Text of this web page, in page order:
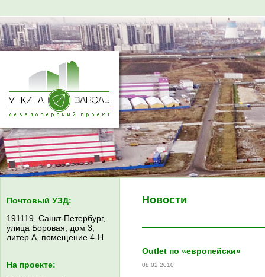
Почтовый УЗД:
191119, Санкт-Петербург,
улица Боровая, дом 3,
литер А, помещение 4-Н
На проекте:
Новости
Outlet по «европейски»
08.02.2010